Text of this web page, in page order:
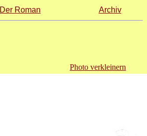
Der Roman Archiv
Photo verkleinern